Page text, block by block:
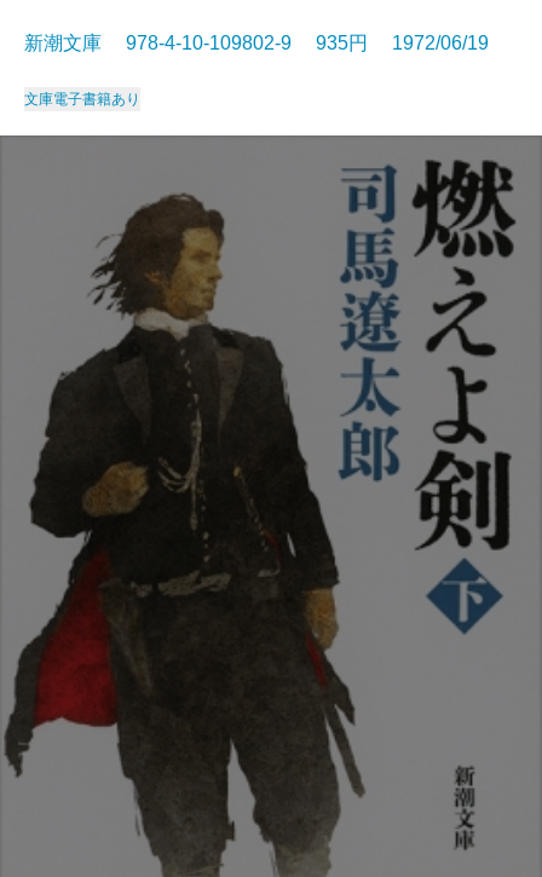
新潮文庫 978-4-10-109802-9 935円 1972/06/19
文庫電子書籍あり